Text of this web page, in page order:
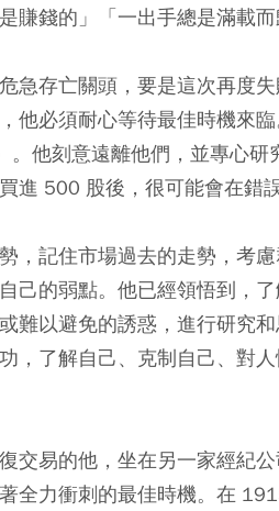
賺錢的」「一出手總是滿載而
急存亡關頭，要是這次再度
他必須耐心等待最佳時機來
他刻意遠離他們，並專心研
500 股後，很可能會在錯
，記住市場過去的走勢，考
己的弱點。他已經領悟到，
難以避免的誘惑，進行研究
，了解自己、克制自己、對
交易的他，坐在另一家經紀
全力衝刺的最佳時機。在